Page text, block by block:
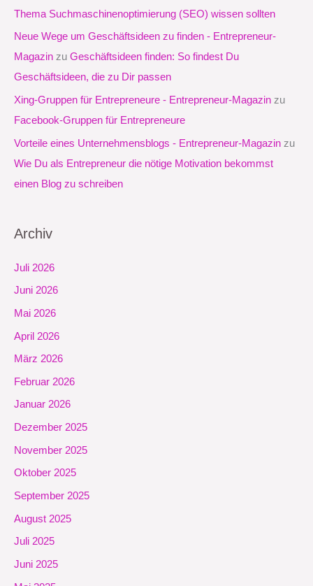
n
Thema Suchmaschinenoptimierung (SEO) wissen sollten
Neue Wege um Geschäftsideen zu finden - Entrepreneur-
Magazin zu Geschäftsideen finden: So findest Du
Geschäftsideen, die zu Dir passen
Xing-Gruppen für Entrepreneure - Entrepreneur-Magazin zu
Facebook-Gruppen für Entrepreneure
Vorteile eines Unternehmensblogs - Entrepreneur-Magazin zu
Wie Du als Entrepreneur die nötige Motivation bekommst
einen Blog zu schreiben
Archiv
Juli 2026
Juni 2026
Mai 2026
April 2026
März 2026
Februar 2026
Januar 2026
Dezember 2025
November 2025
Oktober 2025
September 2025
August 2025
Juli 2025
Juni 2025